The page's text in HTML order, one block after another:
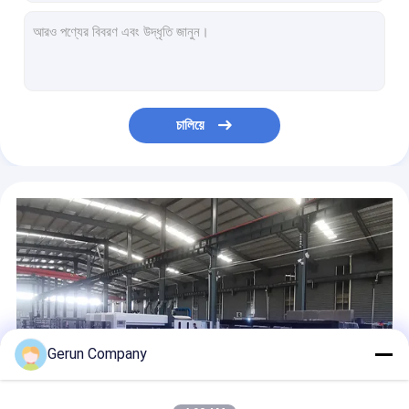
কেক বাক্সের জন্য আইপ্যাক কার্ডবোর্ড ক্রিজিং ঢেউতোলা শক্ত কাগজ ডাই কাটার মেশিন
ঢেউতোলা ক্রিজিং এবং ডাই কাটিং মেশিন কার্টন বক্স ডাই কাটার
পিএলসি হাইড্রোলিক স্বয়ংক্রিয় ক্রিজিং ঢেউতোলা শক্ত কাগজ ডাই কাটিং মেশিন
ঢেউতোলা কার্ডবোর্ড পিপি শীটের জন্য ফ্ল্যাটবেড ডাই কাটিং এবং ক্রিজিং মেশিন
ফ্ল্যাটবেড ক্রিজিং ঢেউতোলা শক্ত কাগজ ডাই কাটার মেশিন
চালিয়ে
Gerun Company